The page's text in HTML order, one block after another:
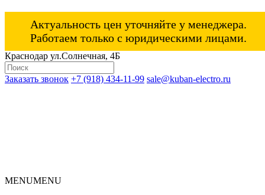
Актуальность цен уточняйте у менеджера.
Работаем только с юридическими лицами.
Краснодар ул.Солнечная, 4Б
Заказать звонок +7 (918) 434-11-99 sale@kuban-electro.ru
MENUMENU